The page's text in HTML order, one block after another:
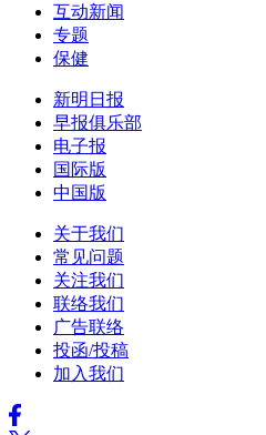
互动新闻
专题
保健
新明日报
早报俱乐部
电子报
国际版
中国版
关于我们
常见问题
关注我们
联络我们
广告联络
投函/投稿
加入我们